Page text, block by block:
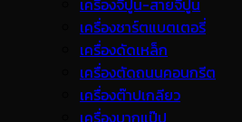
เครื่องจี้ปูน-สายจี้ปูน
เครื่องชาร์ตแบตเตอรี่
เครื่องดัดเหล็ก
เครื่องตัดถนนคอนกรีต
เครื่องต๊าปเกลียว
เครื่องบากแป๊ป